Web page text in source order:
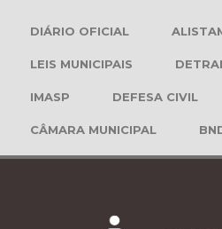
DIÁRIO OFICIAL
LEIS MUNICIPAIS
IMASP DEFESA CIVIL
CÂMARA MUNICIPAL